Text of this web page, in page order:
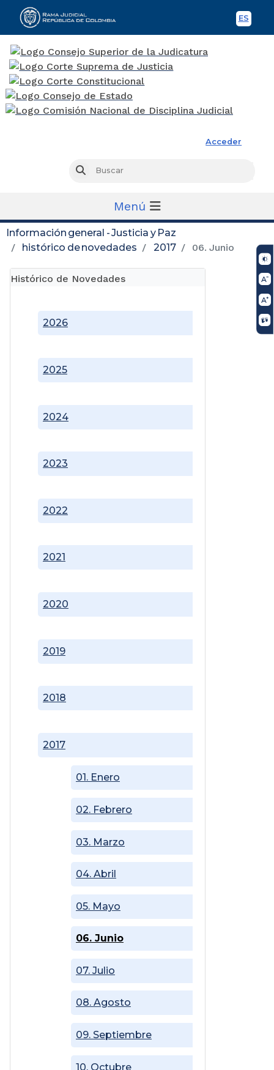
ES
Acceder
Buscar
Menú
Información general - Justicia y Paz
histórico de novedades
2017 06. Junio
Histórico de Novedades
2017
01. Enero
02. Febrero
03. Marzo
04. Abril
05. Mayo
06. Junio
07. Julio
08. Agosto
09. Septiembre
10. Octubre
2018
2019
2020
2021
2022
2023
2024
2025
2026